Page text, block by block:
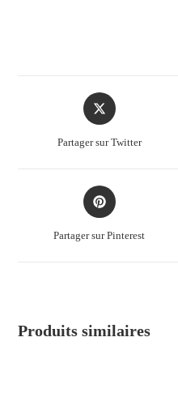
Partager sur Twitter
Partager sur Pinterest
Produits similaires